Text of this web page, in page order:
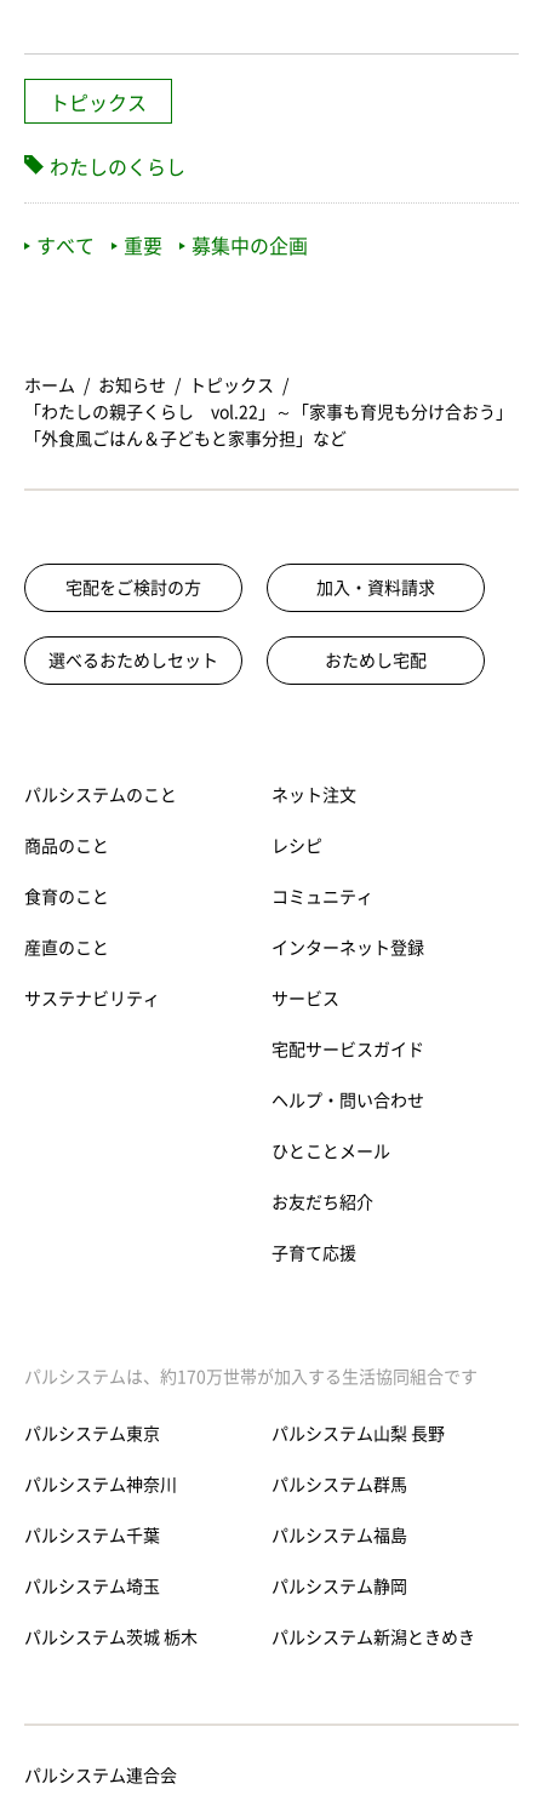
トピックス
わたしのくらし
すべて 重要 募集中の企画
ホーム お知らせ
トピックス
「わたしの親子くらし vol.22」～「家事も育児も分け合おう」
「外食風ごはん＆子どもと家事分担」など
宅配をご検討の方 加入・資料請求
選べるおためしセット おためし宅配
パルシステムのこと
商品のこと
食育のこと
産直のこと
サステナビリティ
ネット注文
レシピ
コミュニティ
インターネット登録
サービス
宅配サービスガイド
ヘルプ・問い合わせ
ひとことメール
お友だち紹介
子育て応援
パルシステムは、約170万世帯が加入する生活協同組合です
パルシステム東京
パルシステム神奈川
パルシステム千葉
パルシステム埼玉
パルシステム茨城 栃木
パルシステム山梨 長野
パルシステム群馬
パルシステム福島
パルシステム静岡
パルシステム新潟ときめき
パルシステム連合会